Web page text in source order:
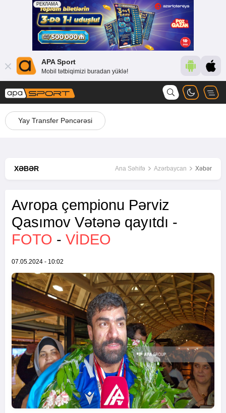
APA Sport
Mobil tətbiqimizi buradan yüklə!
Yay Transfer Pəncərəsi
XƏBƏR Ana Səhifə Azərbaycan Xəbər
Avropa çempionu Pərviz
Qasımov Vətənə qayıtdı -
FOTO - VİDEO
07.05.2024 - 10:02